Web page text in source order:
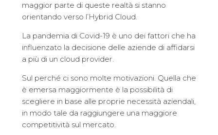
maggior parte di queste realtà si stanno
orientando verso l’Hybrid Cloud.
La pandemia di Covid-19 è uno dei fattori che ha
influenzato la decisione delle aziende di affidarsi
a più di un cloud provider.
Sul perché ci sono molte motivazioni. Quella che
è emersa maggiormente è la possibilità di
scegliere in base alle proprie necessità aziendali,
in modo tale da raggiungere una maggiore
competitività sul mercato.